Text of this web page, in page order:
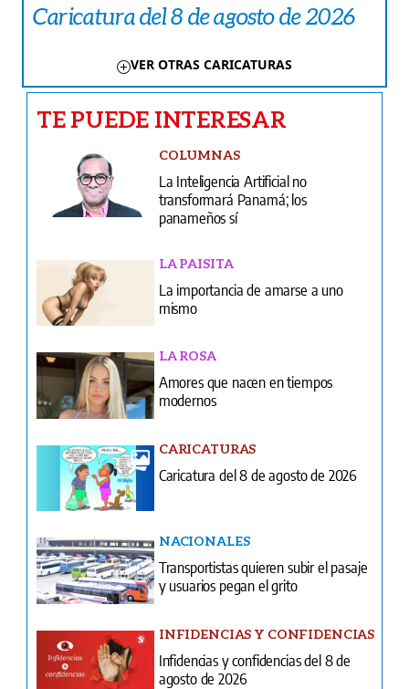
Caricatura del 8 de agosto de 2026
VER OTRAS CARICATURAS
TE PUEDE INTERESAR
COLUMNAS
La Inteligencia Artificial no
transformará Panamá; los
panameños sí
LA PAISITA
La importancia de amarse a uno
mismo
LA ROSA
Amores que nacen en tiempos
modernos
CARICATURAS
Caricatura del 8 de agosto de 2026
NACIONALES
Transportistas quieren subir el pasaje
y usuarios pegan el grito
INFIDENCIAS Y CONFIDENCIAS
Infidencias y confidencias del 8 de
agosto de 2026